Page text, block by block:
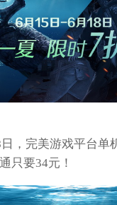
，完美游戏平台单
只要34元！